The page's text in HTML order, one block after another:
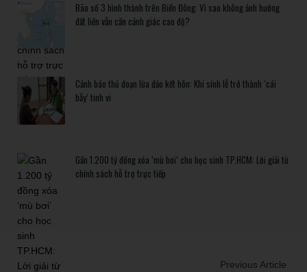
Bão số 3 hình thành trên Biển Đông: Vì sao không ảnh hưởng
đất liền vẫn cần cảnh giác cao độ?
Cảnh báo thủ đoạn lừa đảo kết hôn: Khi sính lễ trở thành ‘cái
bẫy’ tinh vi
Gần 1.200 tỷ đồng xóa ‘mù bơi’ cho học sinh TP.HCM: Lời giải từ
chính sách hỗ trợ trực tiếp
Previous Article